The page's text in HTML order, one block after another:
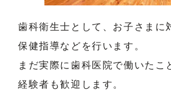
歯科衛生士として、お子さまに
保健指導などを行います。
まだ実際に歯科医院で働いたこ
経験者も歓迎します。